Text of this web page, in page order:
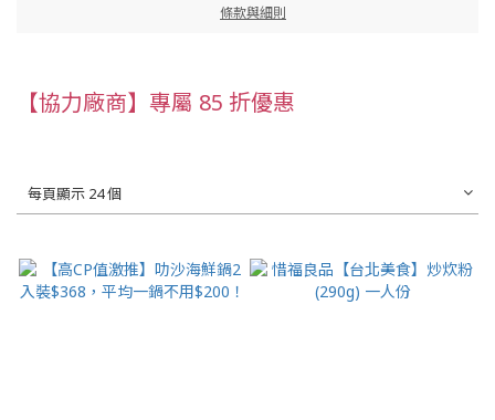
條款與細則
【協力廠商】專屬 85 折優惠
每頁顯示 24 個